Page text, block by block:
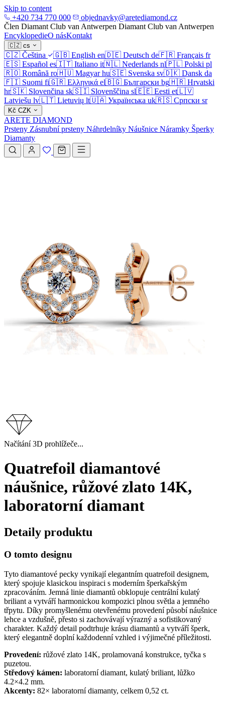
Skip to content
+420 734 770 000
objednavky@aretediamond.cz
Člen Diamant Club van Antwerpen Diamant Club van Antwerpen
EncyklopedieO násKontakt
🇨🇿 cs
🇨🇿 Čeština 🇬🇧 English en🇩🇪 Deutsch de🇫🇷 Français fr
🇪🇸 Español es🇮🇹 Italiano it🇳🇱 Nederlands nl🇵🇱 Polski pl
🇷🇴 Română ro🇭🇺 Magyar hu🇸🇪 Svenska sv🇩🇰 Dansk da
🇫🇮 Suomi fi🇬🇷 Ελληνικά el🇧🇬 Български bg🇭🇷 Hrvatski
hr🇸🇰 Slovenčina sk🇸🇮 Slovenščina sl🇪🇪 Eesti et🇱🇻
Latviešu lv🇱🇹 Lietuvių lt🇺🇦 Українська uk🇷🇸 Српски sr
Kč CZK
ARETE DIAMOND
Prsteny Zásnubní prsteny Náhrdelníky Náušnice Náramky Šperky
Diamanty
Načítání 3D prohlížeče...
Quatrefoil diamantové
náušnice, růžové zlato 14K,
laboratorní diamant
Detaily produktu
O tomto designu
Tyto diamantové pecky vynikají elegantním quatrefoil designem,
který spojuje klasickou inspiraci s moderním šperkařským
zpracováním. Jemná linie diamantů obklopuje centrální kulatý
briliant a vytváří harmonickou kompozici plnou světla a jemného
třpytu. Díky promyšlenému otevřenému provedení působí náušnice
lehce a vzdušně, přesto si zachovávají výrazný a sofistikovaný
charakter. Každý detail podtrhuje krásu diamantů a vytváří šperk,
který elegantně doplní každodenní vzhled i výjimečné příležitosti.
Provedení: růžové zlato 14K, prolamovaná konstrukce, tyčka s
puzetou.
Středový kámen: laboratorní diamant, kulatý briliant, lůžko
4.2×4.2 mm.
Akcenty: 82× laboratorní diamanty, celkem 0,52 ct.